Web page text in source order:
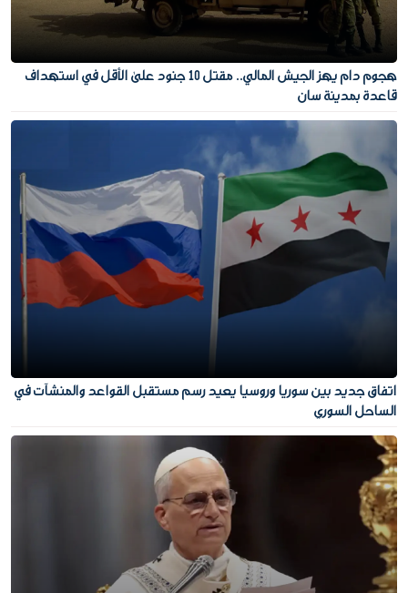
هجوم دام يهز الجيش المالي.. مقتل 10 جنود على الأقل في استهداف
قاعدة بمدينة سان
اتفاق جديد بين سوريا وروسيا يعيد رسم مستقبل القواعد والمنشآت في
الساحل السوري